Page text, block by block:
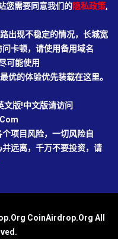
您需要同意我们的隐私政策,
出现不稳定的情况，长城宽
卡顿，请使用备用域名
可能使用
的体验优先装载在这里。
版!中文版请访问
项目风险，一切风险自
远离，千万不要投资，请
CoinAirdrop.Org All